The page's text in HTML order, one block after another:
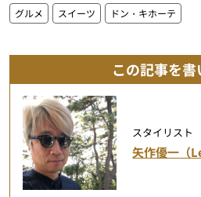
グルメ スイーツ ドン・キホーテ
この記事を
スタイリスト
矢作優一（